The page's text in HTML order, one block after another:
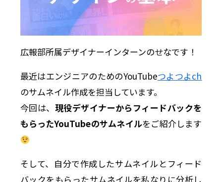
広報部所属デザイナーインターンのせなです！
最近はエンジニアのためのYouTubeつよつよch
のサムネイル作成を担当しています。
今回は、 現役デザイナーからフィードバックを
もらったYouTubeのサムネイルをご紹介します
そして、自分で作成したサムネイルとフィード
バックをもらったサムネイルを私なりに分析し